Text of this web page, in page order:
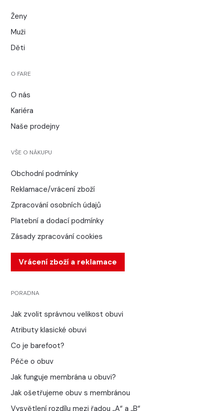
Ženy
Muži
Děti
O FARE
O nás
Kariéra
Naše prodejny
VŠE O NÁKUPU
Obchodní podmínky
Reklamace/vrácení zboží
Zpracování osobních údajů
Platební a dodací podmínky
Zásady zpracování cookies
Vrácení zboží a reklamace
PORADNA
Jak zvolit správnou velikost obuvi
Atributy klasické obuvi
Co je barefoot?
Péče o obuv
Jak funguje membrána u obuvi?
Jak ošetřujeme obuv s membránou
Vysvětlení rozdílu mezi řadou „A“ a „B“